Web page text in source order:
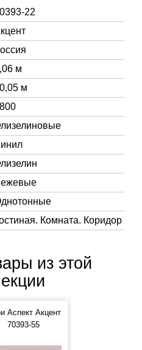
22
м
м
Комната. Коридор
из этой
Аспект Акцент
70393-55